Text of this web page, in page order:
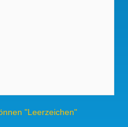
"Leerzeichen"